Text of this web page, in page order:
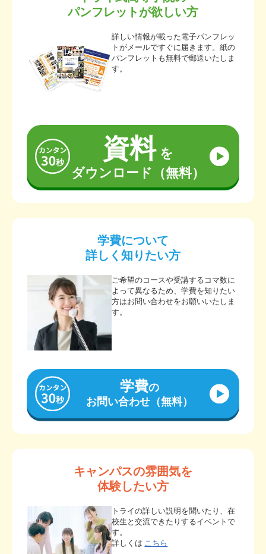
パンフレットが欲しい方
詳しい情報が載った電子パンフレッ
トがメールですぐに届きます。紙の
パンフレットも無料で郵送いたしま
す。
資料を
ダウンロード（無料）
学費について
詳しく知りたい方
ご希望のコースや受講するコマ数に
よって異なるため、学費を知りたい
方はお問い合わせをお願いいたしま
す。
学費の
お問い合わせ（無料）
キャンパスの雰囲気を
体験したい方
トライの詳しい説明を聞いたり、在
校生と交流できたりするイベントで
す。
詳しくは こちら